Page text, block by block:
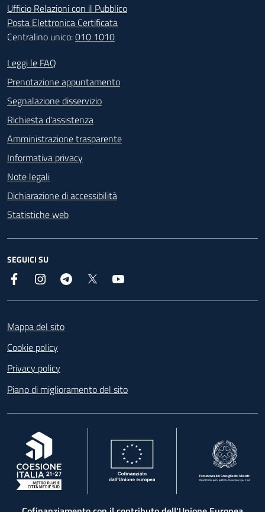
Ufficio Relazioni con il Pubblico
Posta Elettronica Certificata
Centralino unico:010 1010
Footer - Contatti
Leggi le FAQ
Prenotazione appuntamento
Segnalazione disservizio
Richiesta d'assistenza
Amministrazione trasparente
Informativa privacy
Note legali
Dichiarazione di accessibilità
Statistiche web
SEGUICI SU
Facebook InstagramTelegram
Mappa del sito
Cookie policy
Privacy policy
Piano di miglioramento del sito
, apre in una nuova scheda